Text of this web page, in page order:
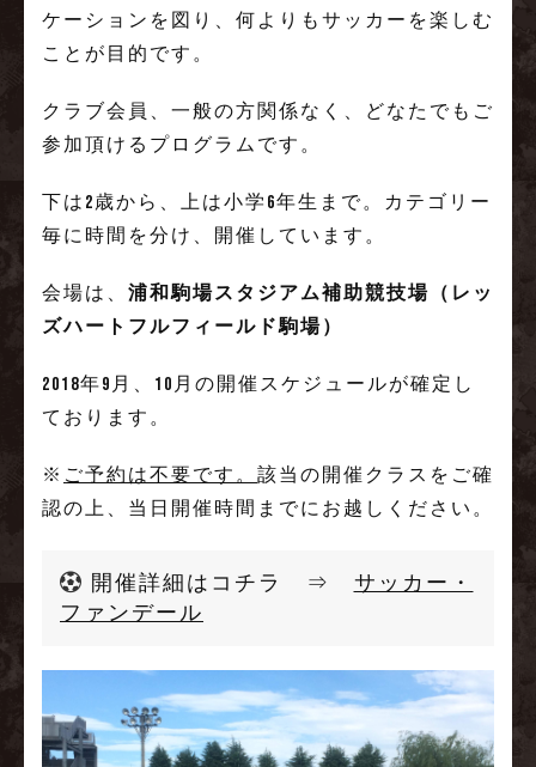
ケーションを図り、何よりもサッカーを楽しむ
ことが目的です。
クラブ会員、一般の方関係なく、どなたでもご
参加頂けるプログラムです。
下は2歳から、上は小学6年生まで。カテゴリー
毎に時間を分け、開催しています。
会場は、 浦和駒場スタジアム補助競技場（レッ
ズハートフルフィールド駒場）
2018年9月、10月の開催スケジュールが確定し
ております。
※ ご予約は不要です。 該当の開催クラスをご確
認の上、当日開催時間までにお越しください。
開催詳細はコチラ ⇒ サッカー・
ファンデール